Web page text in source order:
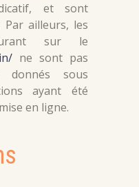
et sont
Par ailleurs, les
sur le
ne sont pas
donnés sous
ayant été
en ligne.